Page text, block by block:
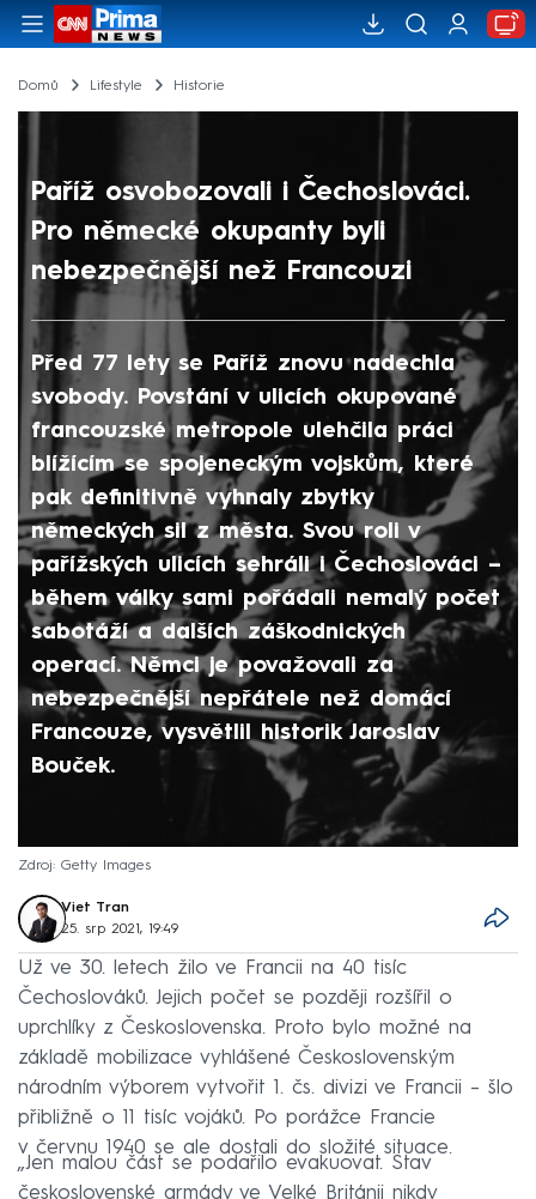
Domů Lifestyle Historie
Paříž osvobozovali i Čechoslováci.
Pro německé okupanty byli
nebezpečnější než Francouzi
Před 77 lety se Paříž znovu nadechla
svobody. Povstání v ulicích okupované
francouzské metropole ulehčila práci
blížícím se spojeneckým vojskům, které
pak definitivně vyhnaly zbytky
německých sil z města. Svou roli v
pařížských ulicích sehráli i Čechoslováci –
během války sami pořádali nemalý počet
sabotáží a dalších záškodnických
operací. Němci je považovali za
nebezpečnější nepřátele než domácí
Francouze, vysvětlil historik Jaroslav
Bouček.
Zdroj: Getty Images
Viet Tran
25. srp 2021, 19:49
Už ve 30. letech žilo ve Francii na 40 tisíc
Čechoslováků. Jejich počet se později rozšířil o
uprchlíky z Československa. Proto bylo možné na
základě mobilizace vyhlášené Československým
národním výborem vytvořit 1. čs. divizi ve Francii – šlo
přibližně o 11 tisíc vojáků. Po porážce Francie
v červnu 1940 se ale dostali do složité situace.
„Jen malou část se podařilo evakuovat. Stav
československé armády ve Velké Británii nikdy